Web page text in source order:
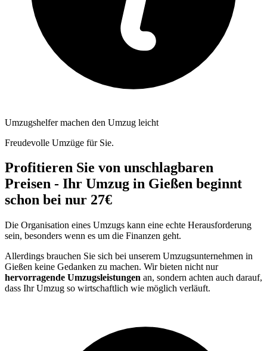
Umzugshelfer machen den Umzug leicht
Freudevolle Umzüge für Sie.
Profitieren Sie von unschlagbaren
Preisen - Ihr Umzug in Gießen beginnt
schon bei nur 27€
Die Organisation eines Umzugs kann eine echte Herausforderung
sein, besonders wenn es um die Finanzen geht.
Allerdings brauchen Sie sich bei unserem Umzugsunternehmen in
Gießen keine Gedanken zu machen. Wir bieten nicht nur
hervorragende Umzugsleistungen an, sondern achten auch darauf,
dass Ihr Umzug so wirtschaftlich wie möglich verläuft.